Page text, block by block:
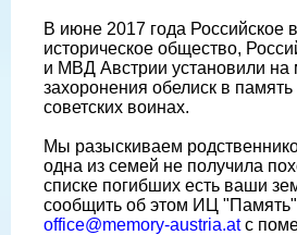
В июне 2017 года Российское
историческое общество,
и МВД Австрии установили на
захоронения обелиск в
советских воинах.
Мы разыскиваем
одна из семей не получила
списке погибших есть ваши
сообщить об этом ИЦ
office@memory-austria.atс